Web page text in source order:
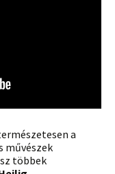
a
művészek
többek